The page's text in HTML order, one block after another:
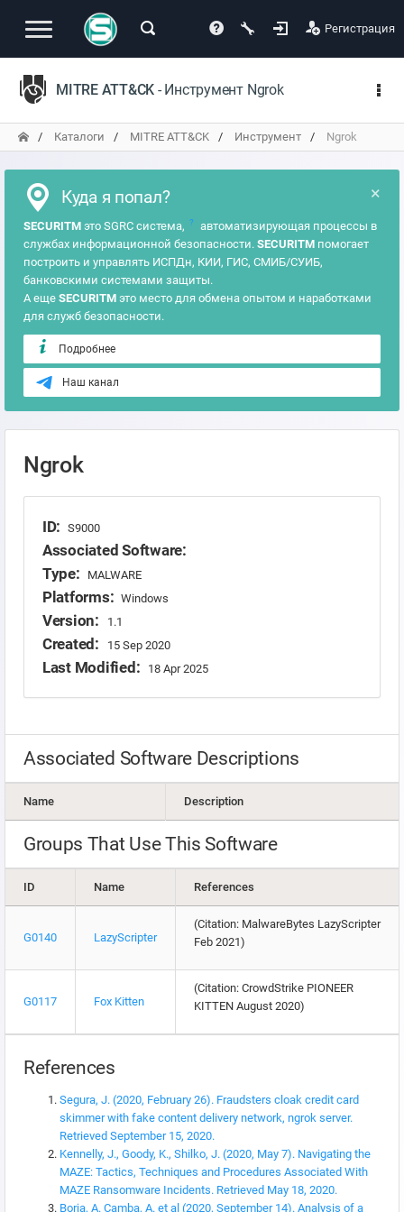
Регистрация
MITRE ATT&CK - Инструмент Ngrok
Каталоги MITRE ATT&CK Инструмент Ngrok
×
Куда я попал?
SECURITM это SGRC система, ?
автоматизирующая процессы в
службах информационной безопасности. SECURITM помогает
построить и управлять ИСПДн, КИИ, ГИС, СМИБ/СУИБ,
банковскими системами защиты.
А еще SECURITM это место для обмена опытом и наработками
для служб безопасности.
Подробнее
Наш канал
Ngrok
ID: S9000
Associated Software:
Type:
MALWARE
Platforms: Windows
Version: 1.1
Created: 15 Sep 2020
Last Modified: 18 Apr 2025
Associated Software Descriptions
Name Description
Groups That Use This Software
ID Name References
G0140 LazyScripter
(Citation: MalwareBytes LazyScripter
Feb 2021)
G0117 Fox Kitten
(Citation: CrowdStrike PIONEER
KITTEN August 2020)
References
Segura, J. (2020, February 26). Fraudsters cloak credit card
skimmer with fake content delivery network, ngrok server.
Retrieved September 15, 2020.
Kennelly, J., Goody, K., Shilko, J. (2020, May 7). Navigating the
MAZE: Tactics, Techniques and Procedures Associated With
MAZE Ransomware Incidents. Retrieved May 18, 2020.
Borja, A. Camba, A. et al (2020, September 14). Analysis of a